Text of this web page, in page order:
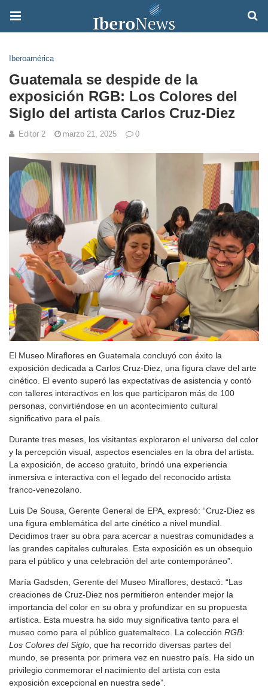
Iberoamérica
Guatemala se despide de la
exposición RGB: Los Colores del
Siglo del artista Carlos Cruz-Diez
Editor 2 marzo 21, 2025 0
El Museo Miraflores en Guatemala concluyó con éxito la
exposición dedicada a Carlos Cruz-Diez, una figura clave del arte
cinético. El evento superó las expectativas de asistencia y contó
con talleres interactivos en los que participaron más de 100
personas, convirtiéndose en un acontecimiento cultural
significativo para el país.
Durante tres meses, los visitantes exploraron el universo del color
y la percepción visual, aspectos esenciales en la obra del artista.
La exposición, de acceso gratuito, brindó una experiencia
inmersiva e interactiva con el legado del reconocido artista
franco-venezolano.
Luis De Sousa, Gerente General de EPA, expresó: “Cruz-Diez es
una figura emblemática del arte cinético a nivel mundial.
Decidimos traer su obra para acercar a nuestras comunidades a
las grandes capitales culturales. Esta exposición es un obsequio
para el público y una celebración del arte contemporáneo”.
María Gadsden, Gerente del Museo Miraflores, destacó: “Las
creaciones de Cruz-Diez nos permitieron entender mejor la
importancia del color en su obra y profundizar en su propuesta
artística. Esta muestra ha sido muy significativa tanto para el
museo como para el público guatemalteco. La colección RGB:
Los Colores del Siglo , que ha recorrido diversas partes del
mundo, se presenta por primera vez en nuestro país. Ha sido un
privilegio conmemorar el nacimiento del artista con esta
exposición excepcional en nuestra sede”.